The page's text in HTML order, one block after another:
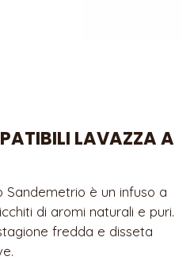
LAVAZZA A
Sandemetrio è un infuso a
di aromi naturali e puri.
fredda e disseta